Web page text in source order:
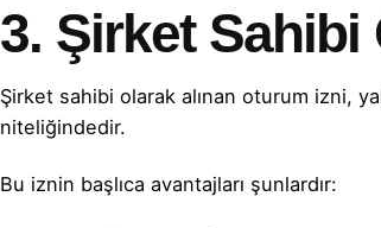
3. Şirket Sahibi
Şirket sahibi olarak alınan oturum izni,
niteliğindedir.
Bu iznin başlıca avantajları şunlardır: